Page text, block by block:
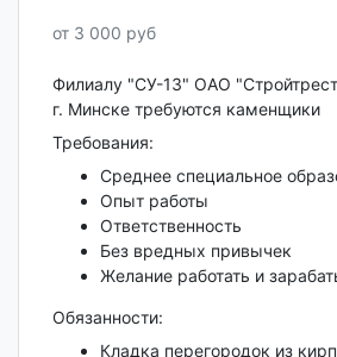
от 3 000 руб
Филиалу "СУ-13" ОАО
г. Минске требуются каменщики
Требования:
Среднее специальное
Опыт работы
Ответственность
Без вредных привычек
Желание работать и
Обязанности:
Кладка перегородок из